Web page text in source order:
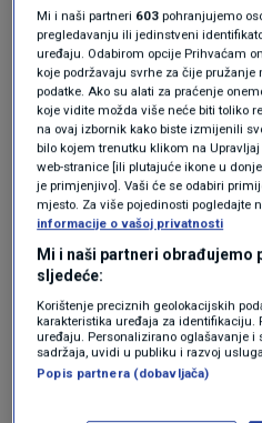
pitanju bila kompleksna
uključeni i Hrvatska,
EUROPOL te misija UN
Istraga je pokazala
dugogodišnji načelnik
grad stvorio kriminalnu
koristeći svoj službeni
ustupao na korištenje
nekretnine u
protupravnu gradnju.
Mi i naši partneri 603 pohranjujemo
pregledavanju ili jedinstveni
uređaju. Odabirom opcije Prihvaćam
koje podržavaju svrhe za čije
podatke. Ako su alati za praćenje
koje vidite možda više neće biti toliko
na ovaj izbornik kako biste izmijenili
bilo kojem trenutku klikom na
web-stranice [ili plutajuće ikone u
je primjenjivo]. Vaši će se odabiri
mjesto. Za više pojedinosti pogledajte
informacije o vašoj privatnosti
Mi i naši partneri obrađujemo
sljedeće:
Korištenje preciznih geolokacijskih
karakteristika uređaja za
uređaju. Personalizirano oglašavanje i
sadržaja, uvidi u publiku i razvoj
Popis partnera (dobavljača)